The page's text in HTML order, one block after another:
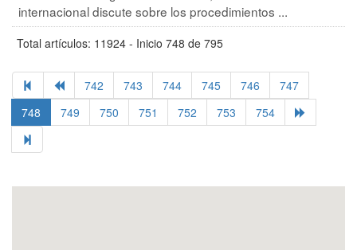
internacional discute sobre los procedimientos ...
Total artículos: 11924 - Inicio 748 de 795
742 743 744 745 746
747
748
749 750 751 752 753 754